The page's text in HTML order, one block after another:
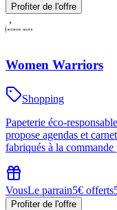
Profiter de l'offre
Women Warriors
Shopping
Papeterie éco-
propose agendas et
fabriqués à la
VousLe parrain5€ offerts
Profiter de l'offre